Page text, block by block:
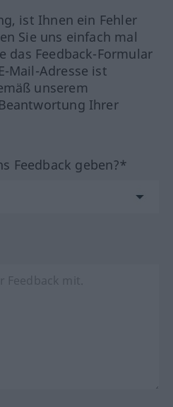
ist Ihnen ein Fehler
Sie uns einfach mal
das Feedback-Formular
Mail-Adresse ist
unserem
Ihrer
Feedback geben?*